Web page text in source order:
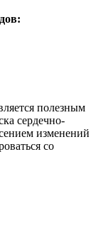
полезным
сердечно-
изменений
со